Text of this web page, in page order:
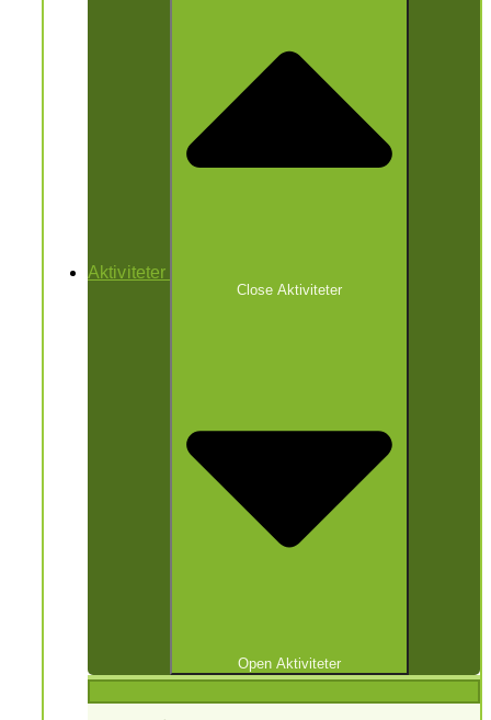
Aktiviteter
Close Aktiviteter
Open Aktiviteter